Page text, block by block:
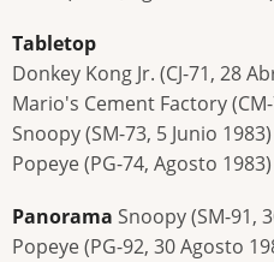
Tabletop
Donkey Kong Jr. (CJ-71, 28
Mario's Cement Factory
Snoopy (SM-73, 5 Junio 1983)
Popeye (PG-74, Agosto 1983)
Panorama Snoopy (SM-91,
Popeye (PG-92, 30 Agosto